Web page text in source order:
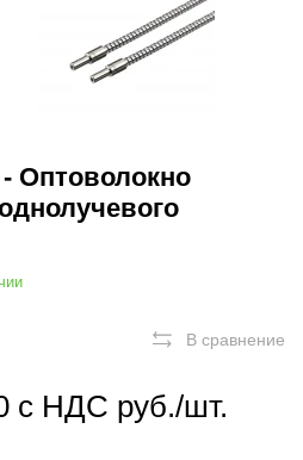
- Оптоволокно
В сравнение
с НДС руб./шт.